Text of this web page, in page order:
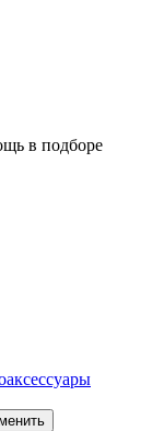
в подборе